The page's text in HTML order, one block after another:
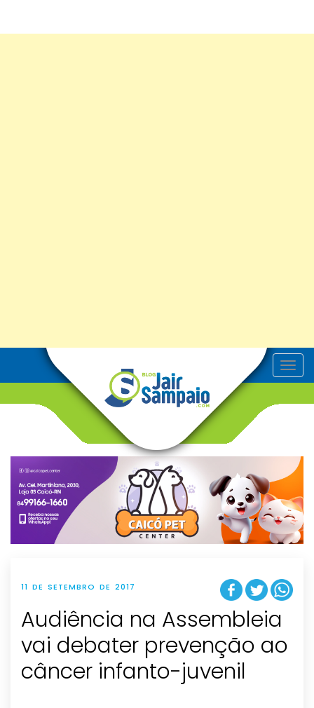
T
o
v
g
t
i
o
n
11 DE SETEMBRO DE 2017
Audiência na Assembleia
vai debater prevenção ao
câncer infanto-juvenil